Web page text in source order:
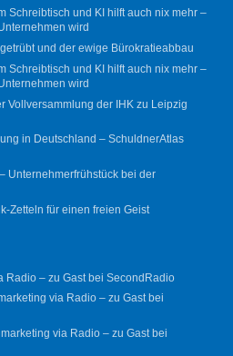
Schreibtisch und KI hilft auch nix mehr –
wird
und der ewige Bürokratieabbau
Schreibtisch und KI hilft auch nix mehr –
wird
Vollversammlung der IHK zu Leipzig
in Deutschland – SchuldnerAtlas
Unternehmerfrühstück bei der
Zetteln für einen freien Geist
Radio – zu Gast bei SecondRadio
via Radio – zu Gast bei
via Radio – zu Gast bei